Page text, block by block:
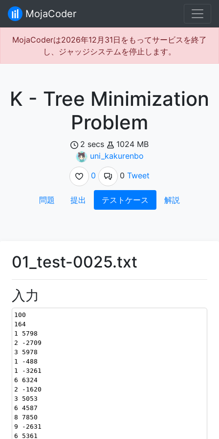
MojaCoder
MojaCoderは2026年12月31日をもってサービスを終了
し、ジャッジシステムを停止します。
K - Tree Minimization
Problem
2 secs
1024 MB
uni_kakurenbo
0
0 Tweet
問題 提出 テストケース 解説
01_test-0025.txt
入力
100
164
1 5798
2 -2709
3 5978
1 -488
1 -3261
6 6324
2 -1620
3 5053
6 4587
8 7850
9 -2631
6 5361